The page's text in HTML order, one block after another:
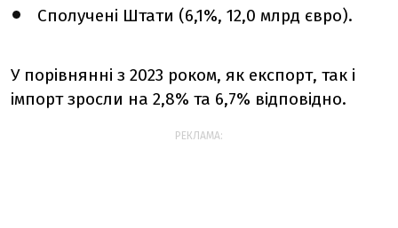
Сполучені Штати (6,1%, 12,0 млрд євро).
У порівнянні з 2023 роком, як експорт, так і
імпорт зросли на 2,8% та 6,7% відповідно.
РЕКЛАМА: